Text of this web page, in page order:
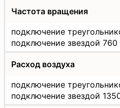
Частота вращения
подключение
подключение звездой
Расход воздуха
подключение
подключение звездой